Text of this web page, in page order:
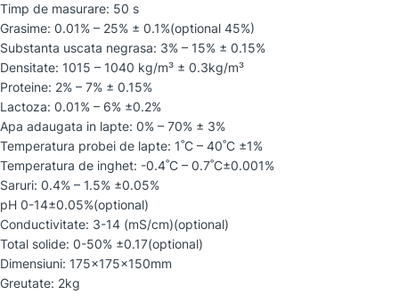
Timp de masurare: 50 s
Grasime: 0.01% – 25% ± 0.1%(optional 45%)
Substanta uscata negrasa: 3% – 15% ± 0.15%
Densitate: 1015 – 1040 kg/m³ ± 0.3kg/m³
Proteine: 2% – 7% ± 0.15%
Lactoza: 0.01% – 6% ±0.2%
Apa adaugata in lapte: 0% – 70% ± 3%
Temperatura probei de lapte: 1˚C – 40˚C ±1%
Temperatura de inghet: -0.4˚C – 0.7˚C±0.001%
Saruri: 0.4% – 1.5% ±0.05%
pH 0-14±0.05%(optional)
Conductivitate: 3-14 (mS/cm)(optional)
Total solide: 0-50% ±0.17(optional)
Dimensiuni: 175x175x150mm
Greutate: 2kg